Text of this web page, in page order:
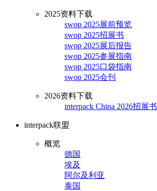
2025资料下载
swop 2025展前预览
swop 2025招展书
swop 2025展后报告
swop 2025参展指南
swop 2025口袋指南
swop 2025会刊
2026资料下载
interpack China 2026招展书
interpack联盟
概览
德国
埃及
阿尔及利亚
泰国